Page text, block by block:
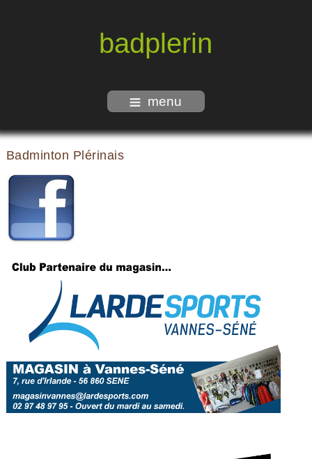
badplerin
menu
Badminton Plérinais